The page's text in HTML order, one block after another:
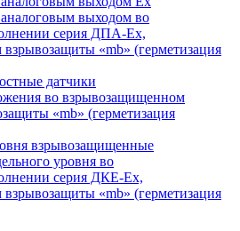
выходом во
серия ДПА-Ех,
«mb» (герметизация
датчики
во взрывозащищенном
«mb» (герметизация
взрывозащищенные
уровня во
серия ДКЕ-Ех,
«mb» (герметизация